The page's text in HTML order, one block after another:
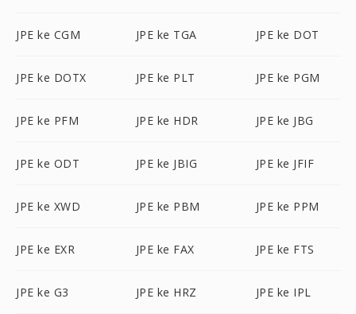
JPE ke CGM JPE ke TGA JPE ke DOT
JPE ke DOTX JPE ke PLT JPE ke PGM
JPE ke PFM JPE ke HDR JPE ke JBG
JPE ke ODT JPE ke JBIG JPE ke JFIF
JPE ke XWD JPE ke PBM JPE ke PPM
JPE ke EXR JPE ke FAX JPE ke FTS
JPE ke G3 JPE ke HRZ JPE ke IPL